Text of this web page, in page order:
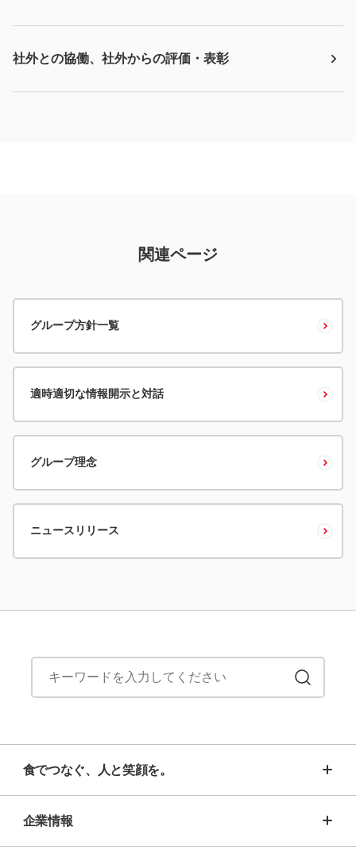
社外との協働、社外からの評価・表彰
関連ページ
グループ方針一覧
適時適切な情報開示と対話
グループ理念
ニュースリリース
食でつなぐ、人と笑顔を。
企業情報